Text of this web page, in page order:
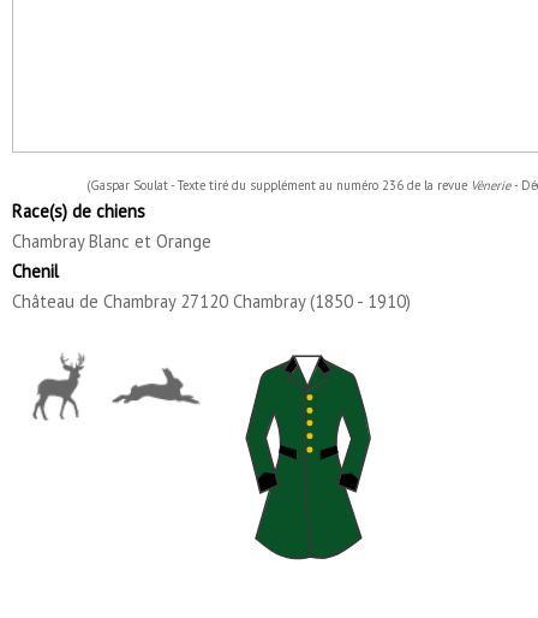
(Gaspar Soulat - Texte tiré du supplément au numéro 236 de la revue Vènerie-
Race(s) de chiens
Chambray Blanc et Orange
Chenil
Château de Chambray 27120 Chambray (1850 - 1910)